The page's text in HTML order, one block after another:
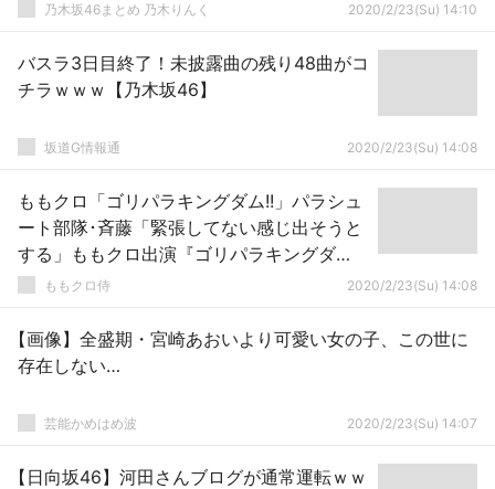
乃木坂46まとめ 乃木りんく 2020/2/23(Su) 14:10
バスラ3日目終了！未披露曲の残り48曲がコ
チラｗｗｗ【乃木坂46】
坂道G情報通 2020/2/23(Su) 14:08
ももクロ「ゴリパラキングダム!!」パラシュ
ート部隊･斉藤「緊張してない感じ出そうと
する」ももクロ出演『ゴリパラキングダ
ム』3/3(火)放送！
ももクロ侍 2020/2/23(Su) 14:08
【画像】全盛期・宮崎あおいより可愛い女の子、この世に
存在しない…
芸能かめはめ波 2020/2/23(Su) 14:07
【日向坂46】河田さんブログが通常運転ｗｗ